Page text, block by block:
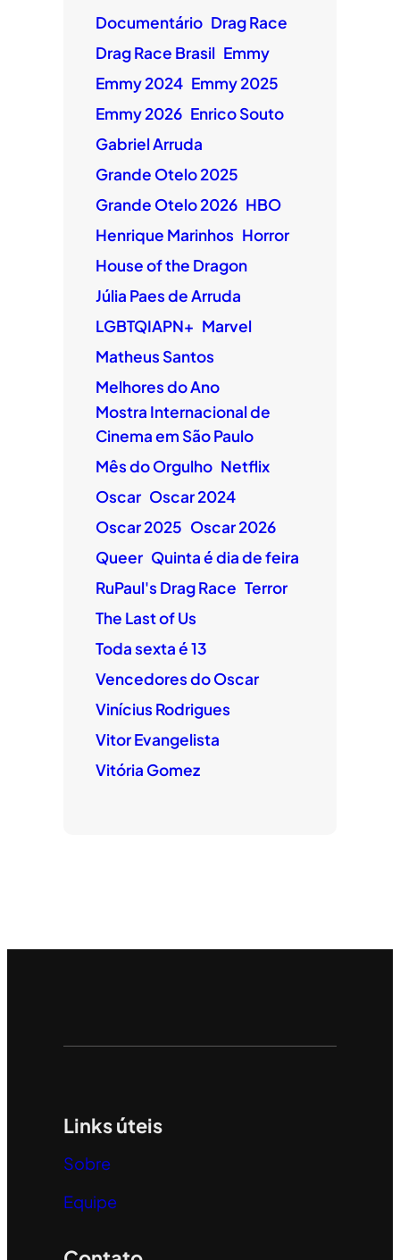
Documentário Drag Race
Drag Race Brasil Emmy
Emmy 2024 Emmy 2025
Emmy 2026 Enrico Souto
Gabriel Arruda
Grande Otelo 2025
Grande Otelo 2026 HBO
Henrique Marinhos Horror
House of the Dragon
Júlia Paes de Arruda
LGBTQIAPN+ Marvel
Matheus Santos
Melhores do Ano
Mostra Internacional de
Cinema em São Paulo
Mês do Orgulho Netflix
Oscar Oscar 2024
Oscar 2025 Oscar 2026
Queer Quinta é dia de feira
RuPaul's Drag Race Terror
The Last of Us
Toda sexta é 13
Vencedores do Oscar
Vinícius Rodrigues
Vitor Evangelista
Vitória Gomez
Links úteis
Sobre
Equipe